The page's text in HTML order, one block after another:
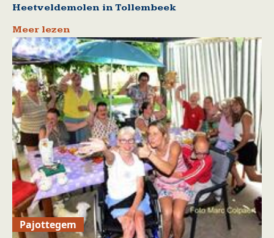
Heetveldemolen in Tollembeek
Meer lezen
Pajottegem